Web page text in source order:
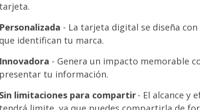
tarjeta.
Personalizada - La tarjeta digital se diseña
que identifican tu marca.
Innovadora - Genera un impacto memorable
presentar tu información.
Sin limitaciones para compartir- El alcance y